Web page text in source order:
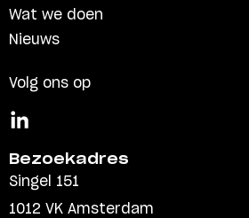
Wat we doen
Nieuws
Volg ons op
Bezoekadres
Singel 151
1012 VK Amsterdam